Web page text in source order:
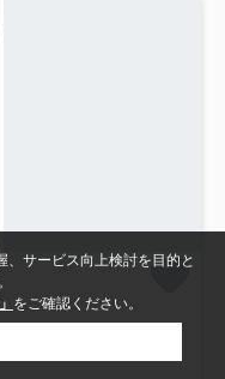
サービス向上検討を目的と
をご確認ください。